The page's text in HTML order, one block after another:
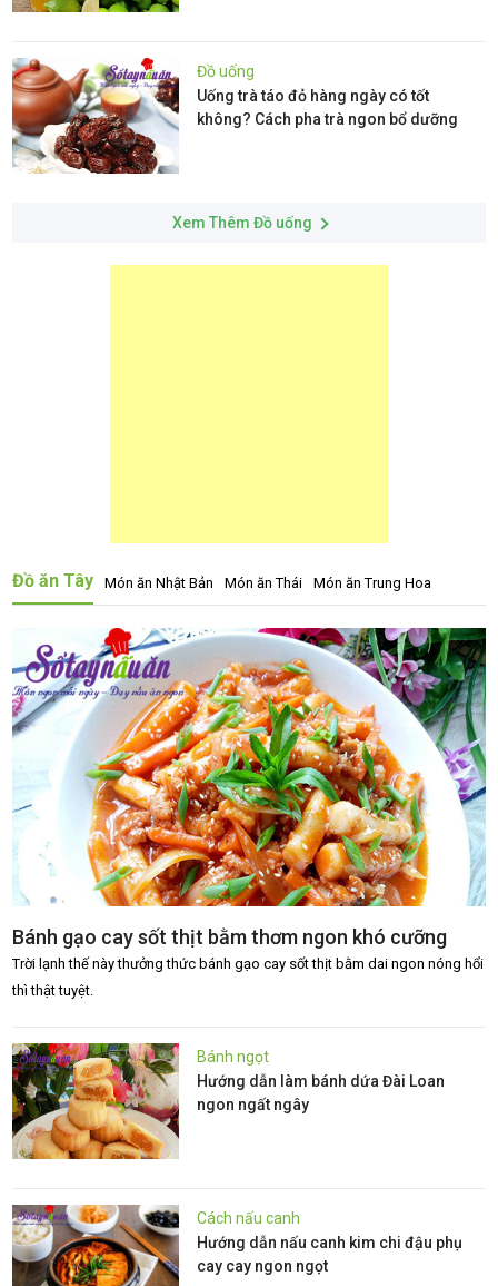
Đồ uống
Uống trà táo đỏ hàng ngày có tốt
không? Cách pha trà ngon bổ dưỡng
Xem Thêm Đồ uống
Đồ ăn Tây Món ăn Nhật Bản Món ăn Thái Món ăn Trung Hoa
Bánh gạo cay sốt thịt bằm thơm ngon khó cưỡng
Trời lạnh thế này thưởng thức bánh gạo cay sốt thịt bằm dai ngon nóng hổi
thì thật tuyệt.
Bánh ngọt
Hướng dẫn làm bánh dứa Đài Loan
ngon ngất ngây
Cách nấu canh
Hướng dẫn nấu canh kim chi đậu phụ
cay cay ngon ngọt